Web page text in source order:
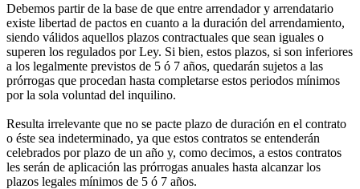
Debemos partir de la base de que entre arrendador y arrendatario
existe libertad de pactos en cuanto a la duración del arrendamiento,
siendo válidos aquellos plazos contractuales que sean iguales o
superen los regulados por Ley. Si bien, estos plazos, si son inferiores
a los legalmente previstos de 5 ó 7 años, quedarán sujetos a las
prórrogas que procedan hasta completarse estos periodos mínimos
por la sola voluntad del inquilino.
Resulta irrelevante que no se pacte plazo de duración en el contrato
o éste sea indeterminado, ya que estos contratos se entenderán
celebrados por plazo de un año y, como decimos, a estos contratos
les serán de aplicación las prórrogas anuales hasta alcanzar los
plazos legales mínimos de 5 ó 7 años.